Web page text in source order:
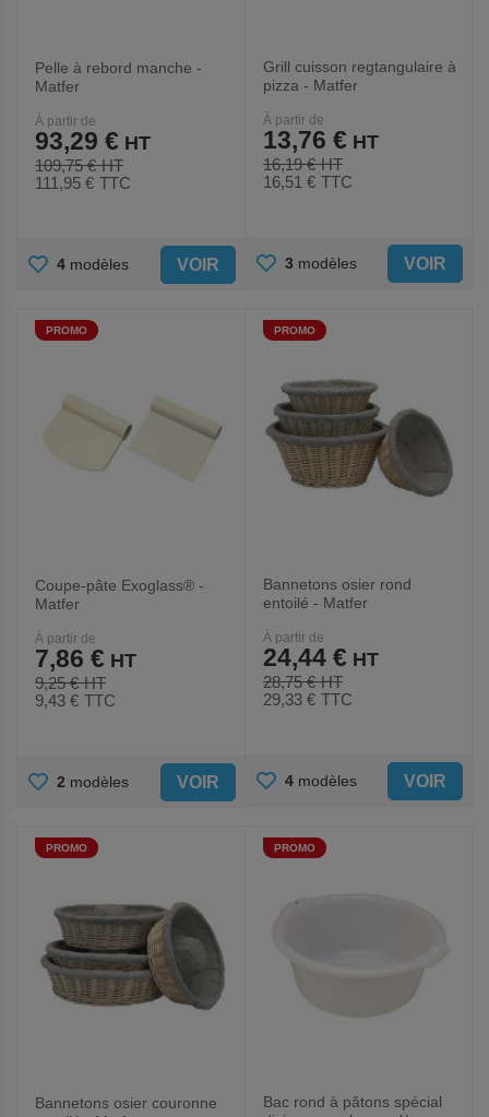
Pelle à rebord manche -
Matfer
À partir de
109,75 €
93,29 €
111,95 € TTC
AJOUTER
FAVORIS
4 modèles VOIR
Grill cuisson regtangulaire à
pizza - Matfer
À partir de
16,19 €
13,76 €
16,51 € TTC
AJOUTER
FAVORIS
3 modèles VOIR
PROMO
Coupe-pâte Exoglass® -
Matfer
À partir de
9,25 €
7,86 €
9,43 € TTC
AJOUTER
FAVORIS
2 modèles VOIR
PROMO
Bannetons osier rond
entoilé - Matfer
À partir de
28,75 €
24,44 €
29,33 € TTC
AJOUTER
FAVORIS
4 modèles VOIR
PROMO
Bannetons osier couronne
PROMO
Bac rond à pâtons spécial